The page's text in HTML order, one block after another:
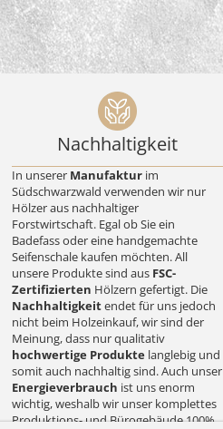
Nachhaltigkeit
In unserer Manufaktur im
Südschwarzwald verwenden wir nur
Hölzer aus nachhaltiger
Forstwirtschaft. Egal ob Sie ein
Badefass oder eine handgemachte
Seifenschale kaufen möchten. All
unsere Produkte sind aus FSC-
Zertifizierten Hölzern gefertigt. Die
Nachhaltigkeitendet für uns jedoch
nicht beim Holzeinkauf, wir sind der
Meinung, dass nur qualitativ
hochwertige Produkte langlebig und
somit auch nachhaltig sind. Auch unser
Energieverbrauch ist uns enorm
wichtig, weshalb wir unser komplettes
Produktions- und Bürogebäude 100%